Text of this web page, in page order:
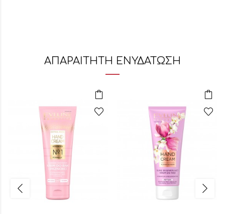
ΑΠΑΡΑΙΤΗΤΗ ΕΝΥΔΑΤΩΣΗ